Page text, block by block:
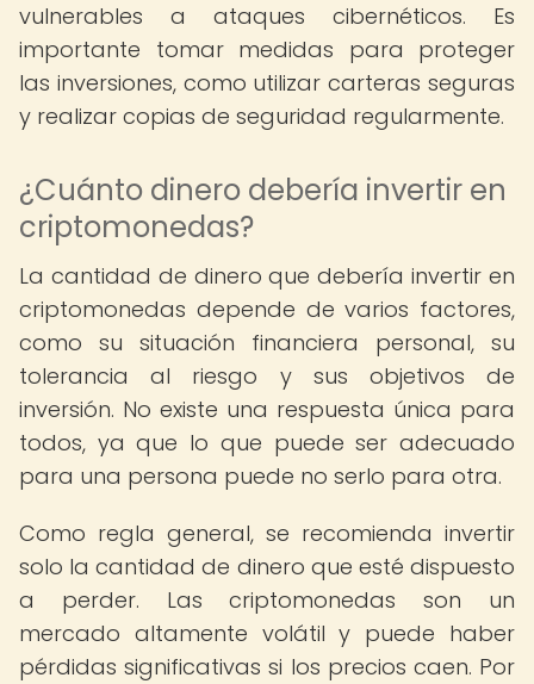
vulnerables a ataques cibernéticos. Es
importante tomar medidas para proteger
las inversiones, como utilizar carteras seguras
y realizar copias de seguridad regularmente.
¿Cuánto dinero debería invertir en
criptomonedas?
La cantidad de dinero que debería invertir en
criptomonedas depende de varios factores,
como su situación financiera personal, su
tolerancia al riesgo y sus objetivos de
inversión. No existe una respuesta única para
todos, ya que lo que puede ser adecuado
para una persona puede no serlo para otra.
Como regla general, se recomienda invertir
solo la cantidad de dinero que esté dispuesto
a perder. Las criptomonedas son un
mercado altamente volátil y puede haber
pérdidas significativas si los precios caen. Por